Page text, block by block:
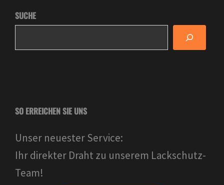
SUCHE
SO ERREICHEN SIE UNS
Unser neuester Service:
Ihr direkter Draht zu unserem Lackschutz-
Team!